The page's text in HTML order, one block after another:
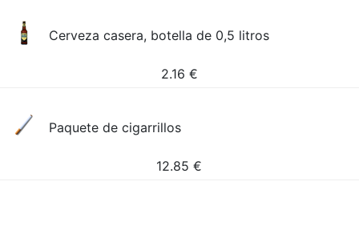
Cerveza casera, botella de 0,5 litros
2.16 €
Paquete de cigarrillos
12.85 €